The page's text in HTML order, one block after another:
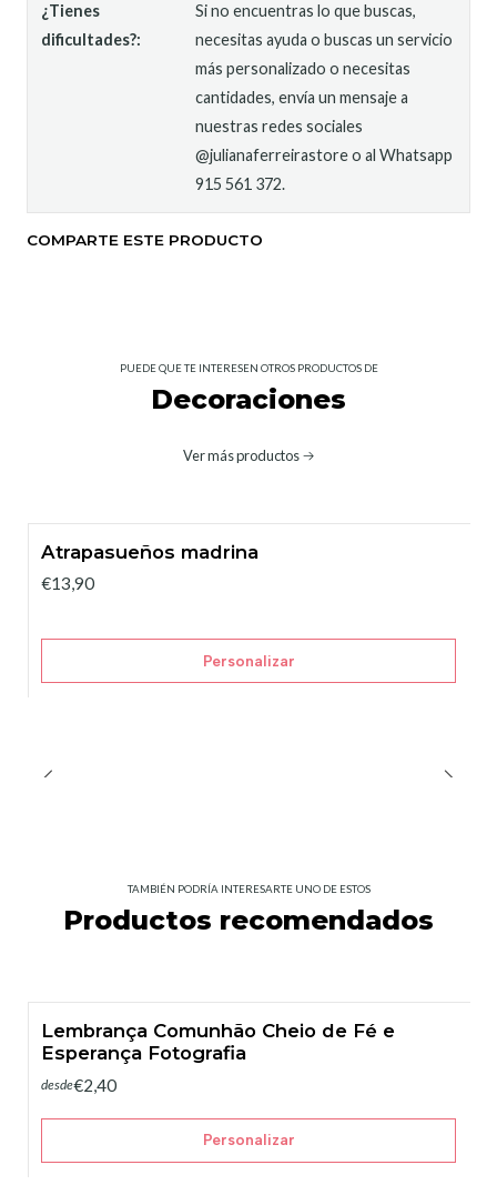
¿Tienes
dificultades?:
Si no encuentras lo que buscas,
necesitas ayuda o buscas un servicio
más personalizado o necesitas
cantidades, envía un mensaje a
nuestras redes sociales
@julianaferreirastore o al Whatsapp
915 561 372.
COMPARTE ESTE PRODUCTO
PUEDE QUE TE INTERESEN OTROS PRODUCTOS DE
Decoraciones
Ver más productos
Atrapasueños madrina
€13,90
Personalizar
TAMBIÉN PODRÍA INTERESARTE UNO DE ESTOS
Productos recomendados
Lembrança Comunhão Cheio de Fé e
Esperança Fotografia
desde€2,40
Personalizar